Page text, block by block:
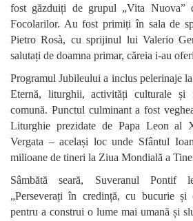
fost găzduiți de grupul „Vita Nuova”
Focolarilor. Au fost primiți în sala de
Pietro Rosà, cu sprijinul lui Valerio
salutați de doamna primar, căreia i-au
Programul Jubileului a inclus pelerinaje
Eternă, liturghii, activități culturale și
comună. Punctul culminant a fost
Liturghie prezidate de Papa Leon al
Vergata – același loc unde Sfântul
milioane de tineri la Ziua Mondială a
Sâmbătă seară, Suveranul Pontif
„Perseverați în credință, cu bucurie și
pentru a construi o lume mai umană și